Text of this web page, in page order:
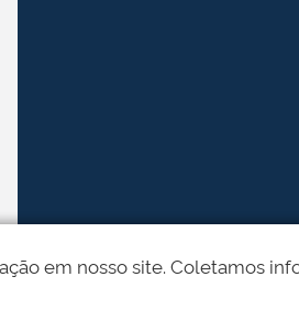
em nosso site. Coletamos